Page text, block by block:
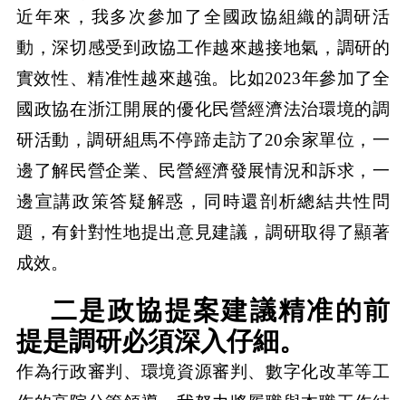
近年來，我多次參加了全國政協組織的調研活
動，深切感受到政協工作越來越接地氣，調研的
實效性、精准性越來越強。比如2023年參加了全
國政協在浙江開展的優化民營經濟法治環境的調
研活動，調研組馬不停蹄走訪了20余家單位，一
邊了解民營企業、民營經濟發展情況和訴求，一
邊宣講政策答疑解惑，同時還剖析總結共性問
題，有針對性地提出意見建議，調研取得了顯著
成效。
二是政協提案建議精准的前
提是調研必須深入仔細。
作為行政審判、環境資源審判、數字化改革等工